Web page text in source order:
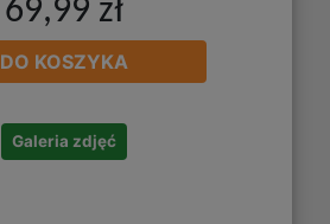
69,99 zł
DO KOSZYKA
Galeria zdjęć